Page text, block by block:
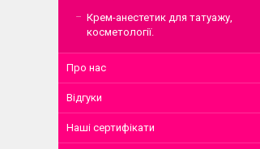
Крем-анестетик для татуажу,
косметології.
Про нас
Відгуки
Наші сертифікати